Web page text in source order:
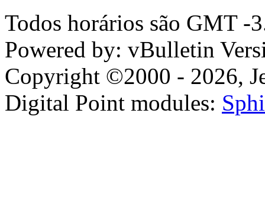
Todos horários são GMT -
Powered by: vBulletin
Copyright ©2000 - 2026,
Digital Point modules: